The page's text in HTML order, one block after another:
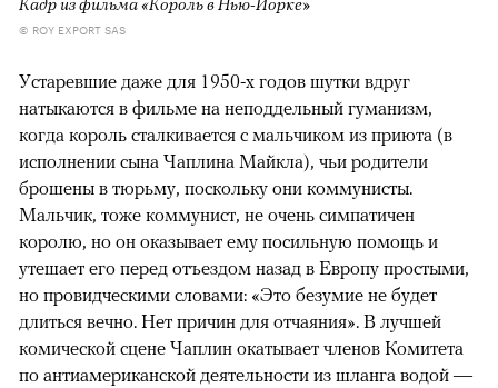
© ROY EXPORT SAS
Устаревшие даже для 1950-х годов шутки вдруг
натыкаются в фильме на неподдельный гуманизм,
когда король сталкивается с мальчиком из приюта (в
исполнении сына Чаплина Майкла), чьи родители
брошены в тюрьму, поскольку они коммунисты.
Мальчик, тоже коммунист, не очень симпатичен
королю, но он оказывает ему посильную помощь и
утешает его перед отъездом назад в Европу простыми,
но провидческими словами: «Это безумие не будет
длиться вечно. Нет причин для отчаяния». В лучшей
комической сцене Чаплин окатывает членов Комитета
по антиамериканской деятельности из шланга водой —